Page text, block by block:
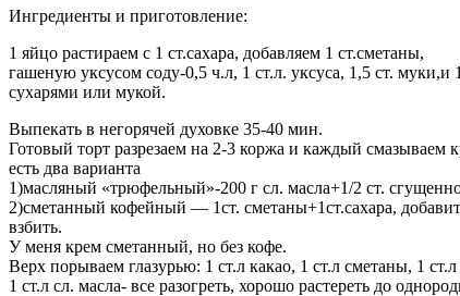
Ингредиенты и приготовление:
1 яйцо растираем с 1 ст.сахара, добавляем 1 ст.сметаны,
гашеную уксусом соду-0,5 ч.л, 1 ст.л. уксуса, 1,5 ст.
сухарями или мукой.
Выпекать в негорячей духовке 35-40 мин.
Готовый торт разрезаем на 2-3 коржа и каждый смазываем
есть два варианта
1)масляный «трюфельный»-200 г сл. масла+1/2 ст.
2)сметанный кофейный — 1ст. сметаны+1ст.сахара,
взбить.
У меня крем сметанный, но без кофе.
Верх порываем глазурью: 1 ст.л какао, 1 ст.л сметаны, 1 ст.л
1 ст.л сл. масла- все разогреть, хорошо растереть до